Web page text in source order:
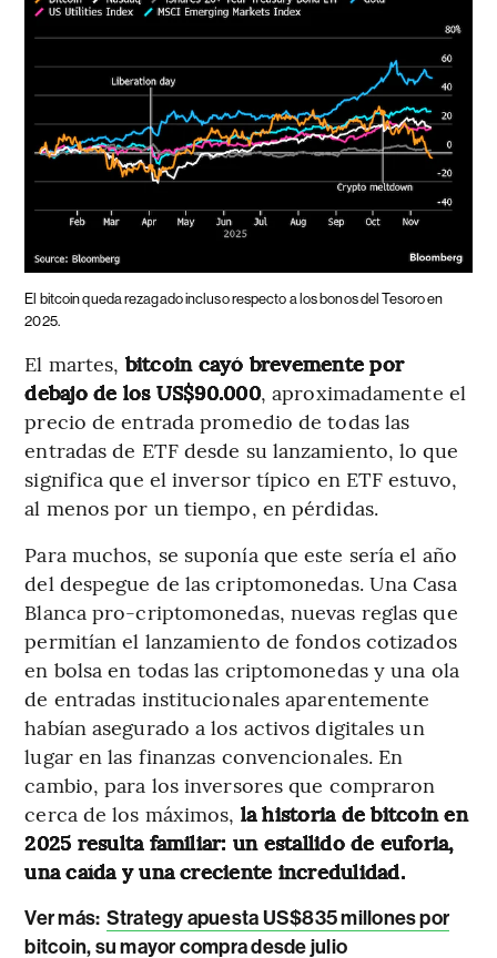
El bitcoin queda rezagado incluso respecto a los bonos del Tesoro en
2025.
El martes, bitcoin cayó brevemente por
debajo de los US$90.000, aproximadamente el
precio de entrada promedio de todas las
entradas de ETF desde su lanzamiento, lo que
significa que el inversor típico en ETF estuvo,
al menos por un tiempo, en pérdidas.
Para muchos, se suponía que este sería el año
del despegue de las criptomonedas. Una Casa
Blanca pro-criptomonedas, nuevas reglas que
permitían el lanzamiento de fondos cotizados
en bolsa en todas las criptomonedas y una ola
de entradas institucionales aparentemente
habían asegurado a los activos digitales un
lugar en las finanzas convencionales. En
cambio, para los inversores que compraron
cerca de los máximos, la historia de bitcoin en
2025 resulta familiar: un estallido de euforia,
una caída y una creciente incredulidad.
Ver más: Strategy apuesta US$835 millones por
bitcoin, su mayor compra desde julio